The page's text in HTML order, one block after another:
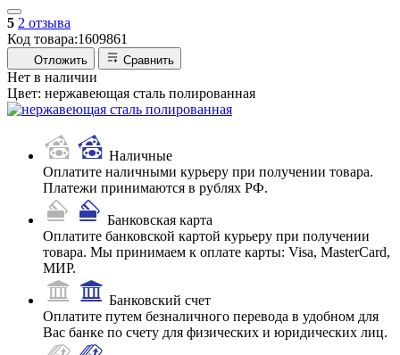
5 2 отзыва
Код товара:1609861
Отложить Сравнить
Нет в наличии
Цвет: нержавеющая сталь полированная
Наличные
Оплатите наличными курьеру при получении товара.
Платежи принимаются в рублях РФ.
Банковская карта
Оплатите банковской картой курьеру при получении
товара. Мы принимаем к оплате карты: Visa, MasterCard,
МИР.
Банковский счет
Оплатите путем безналичного перевода в удобном для
Вас банке по счету для физических и юридических лиц.